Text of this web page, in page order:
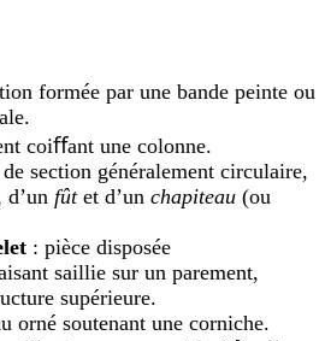
formée par une bande peinte ou
coiﬀant une colonne.
section généralement circulaire,
d’un fûtet d’un chapiteau (ou
: pièce disposée
saillie sur un parement,
supérieure.
orné soutenant une corniche.